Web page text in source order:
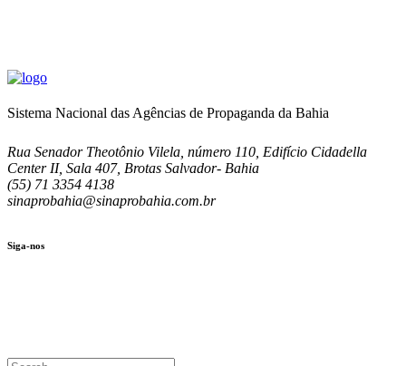
Sistema Nacional das Agências de Propaganda da Bahia
Rua Senador Theotônio Vilela, número 110, Edifício Cidadella
Center II, Sala 407, Brotas Salvador- Bahia
(55) 71 3354 4138
sinaprobahia@sinaprobahia.com.br
Siga-nos